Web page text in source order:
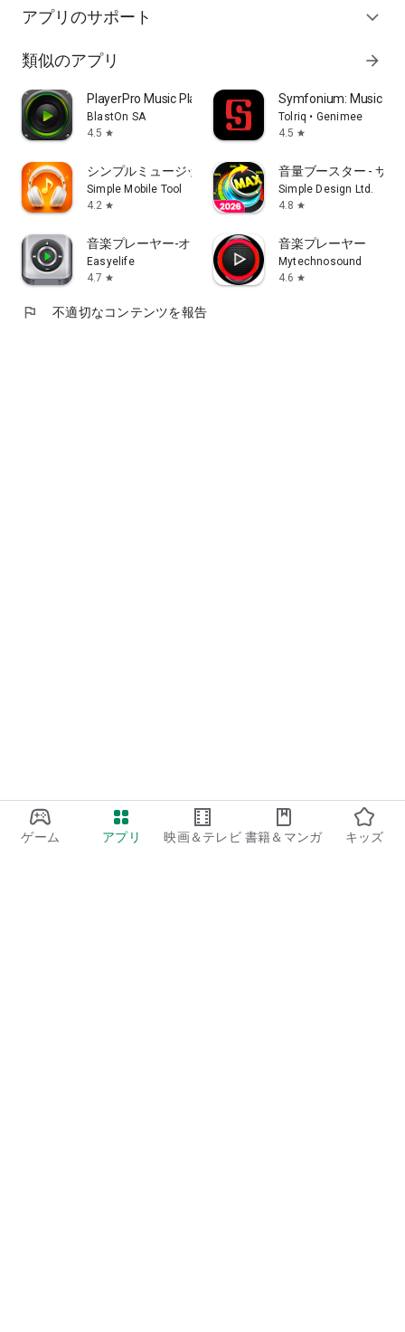
ゲーム アプリ 映画＆テレビ 書籍＆マンガ キッズ
アプリのサポート expand_more
類似のアプリ arrow_forward
PlayerPro Music Player
BlastOn SA
4.5 star
Symfonium: Music
Tolriq • Genimee
4.5 star
シンプルミュージックプレーヤー
Simple Mobile Tool
4.2 star
音量ブースター - サウ
Simple Design Ltd.
4.8 star
音楽プレーヤー-オーディオプレーヤー
Easyelife
4.7 star
音楽プレーヤー
Mytechnosound
4.6 star
flag 不適切なコンテンツを報告